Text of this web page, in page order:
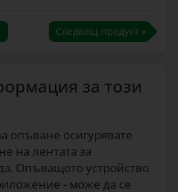
Следващ продукт »
за този
опъване осигурявате
на лентата за
Опъващото устройство
- може да се